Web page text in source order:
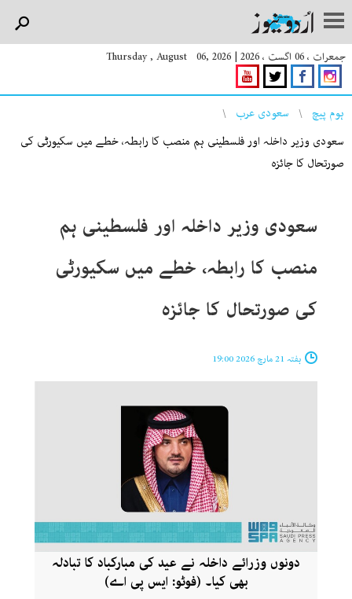
جمعرات ، 06 اگست ، 2026 |
Thursday , August 06, 2026
You are here
ہوم پیچ
سعودی عرب
سعودی وزیر داخلہ اور فلسطینی ہم منصب کا رابطہ، خطے میں سکیورٹی کی
صورتحال کا جائزہ
سعودی وزیر داخلہ اور فلسطینی ہم
منصب کا رابطہ، خطے میں سکیورٹی
کی صورتحال کا جائزہ
ہفتہ 21 مارچ 2026 19:00
دونوں وزرائے داخلہ نے عید کی مبارکباد کا تبادلہ
بھی کیا۔ (فوٹو: ایس پی اے)